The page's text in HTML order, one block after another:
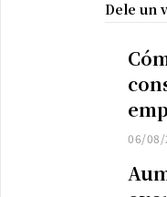
Dele un
06/08/